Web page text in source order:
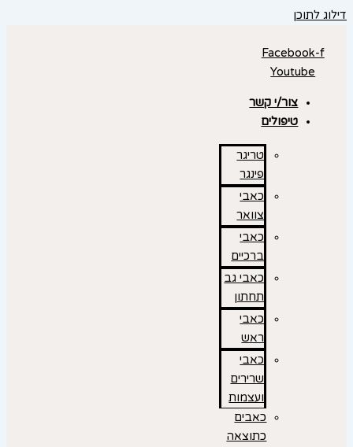
דילוג לתוכן
Facebook-f
Youtube
צור/י קשר
טיפולים
טריגר
פינגר
כאבי
צוואר
כאבי
ברכיים
כאבי גב
תחתון
כאבי
ראש
כאבי
שרירים
ועצמות
כאבים
כתוצאה